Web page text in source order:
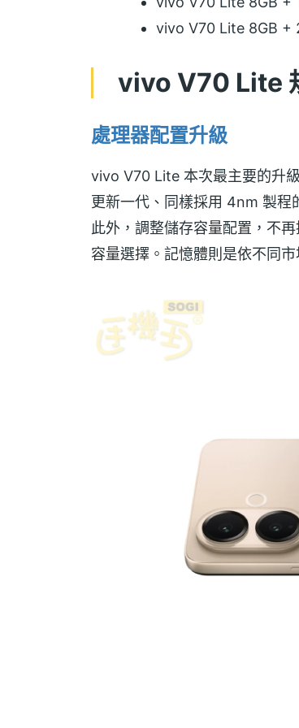
vivo V70 Lite 8GB +
vivo V70 Lite
處理器配置升級
vivo V70 Lite 本次最主要的升
更新一代、同樣採用 4nm 製程
此外，調整儲存容量配置，不
容量選擇。記憶體則是依不同